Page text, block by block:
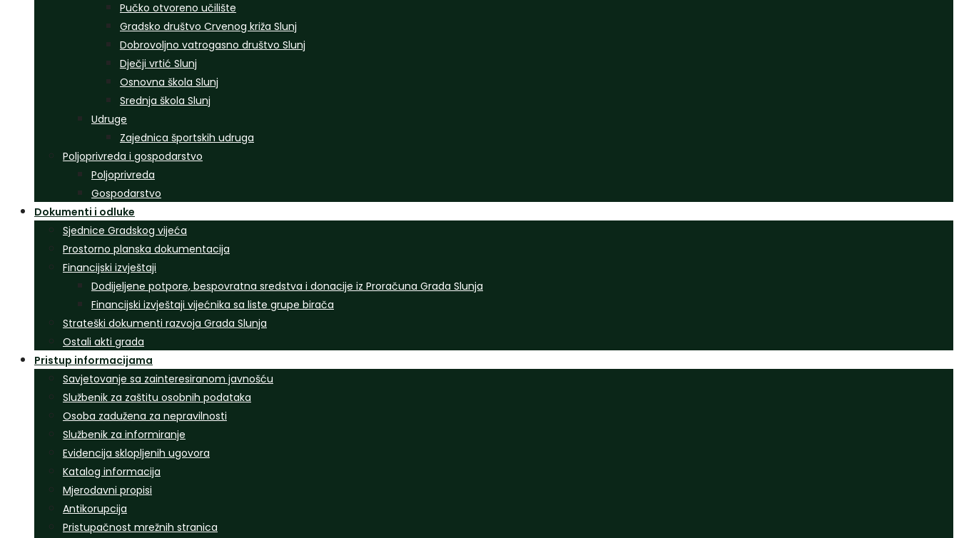
Pučko otvoreno učilište
Gradsko društvo Crvenog križa Slunj
Dobrovoljno vatrogasno društvo Slunj
Dječji vrtić Slunj
Osnovna škola Slunj
Srednja škola Slunj
Udruge
Zajednica športskih udruga
Poljoprivreda i gospodarstvo
Poljoprivreda
Gospodarstvo
Dokumenti i odluke
Sjednice Gradskog vijeća
Prostorno planska dokumentacija
Financijski izvještaji
Dodijeljene potpore, bespovratna sredstva i donacije iz Proračuna Grada Slunja
Financijski izvještaji vijećnika sa liste grupe birača
Strateški dokumenti razvoja Grada Slunja
Ostali akti grada
Pristup informacijama
Savjetovanje sa zainteresiranom javnošću
Službenik za zaštitu osobnih podataka
Osoba zadužena za nepravilnosti
Službenik za informiranje
Evidencija sklopljenih ugovora
Katalog informacija
Mjerodavni propisi
Antikorupcija
Pristupačnost mrežnih stranica